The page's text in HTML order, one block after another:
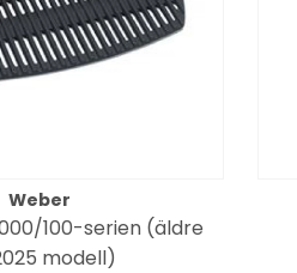
Weber
100-serien (äldre
modell)